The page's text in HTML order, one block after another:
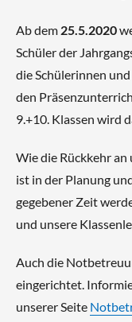
Ab dem 25.5.2020
Schüler der
die Schülerinnen
den
9.+10. Klassen wird
Wie die Rückkehr
ist in der Planung
gegebener Zeit
und unsere
Auch die
eingerichtet.
unserer Seite